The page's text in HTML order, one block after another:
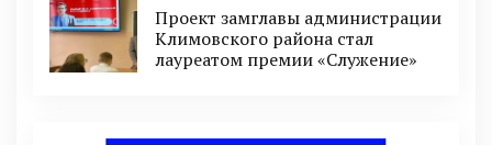
Проект замглавы администрации
Климовского района стал
лауреатом премии «Служение»